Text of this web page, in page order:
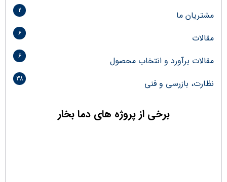
مشتریان ما 2
مقالات 6
مقالات برآورد و انتخاب محصول 6
نظارت، بازرسی و فنی 38
برخی از پروژه های دما بخار